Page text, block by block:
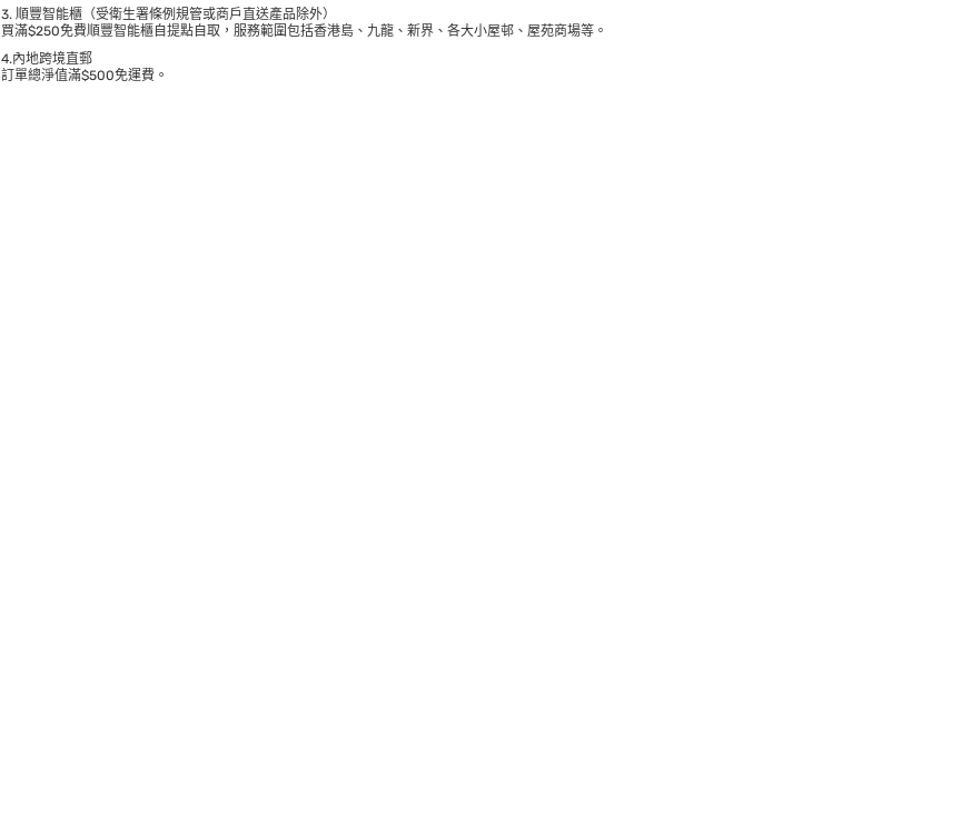
3. 順豐智能櫃（受衛生署條例規管或商戶直送產品除外）
買滿$250免費順豐智能櫃自提點自取，服務範圍包括香港島、九龍、新界、各大小屋邨、屋苑商場等。
4.內地跨境直郵
訂單總淨值滿$500免運費。